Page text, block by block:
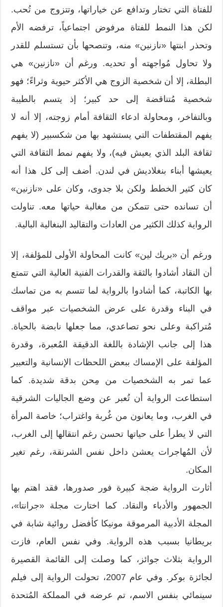
للفتاة التي تختار وتدافع عن خياراتها، وتتزوج من تُحب.
لكن هذا النمط للفتاة مرفوض اجتماعياً، ترفضه الأم
وتحذر ابنتها «نازنين» منه، وتنصحها بأن تستسلم للقدر
ولا تحاول مُواجهته أو تحديه. ورغم أن «نازنين» هي
البطلة، إلا أن شخصية الزوج هي الأكثر حيوية وثراءً؛ فهو
شخصية مُتناقضة إلى حد كبير؛ إذ يتسم بالطيبة
وبالتفاخر، ومحاولة ادعاء الثقافة أمام زوجته، إلا أنه لا
يفهم المقتطفات التي يستشهد بها من شكسبير (لا يفهم
ثقافة البلد الذي يعيش فيه)، ولا يفهم نمط الثقافة التي
يعيشها أبناء بنغلاديش في لندن. أضف إلى كل هذا أنه
كان كثير الخطط ولكن بلا جدوى، وكان على «نازنين»
أن تسانده حتى تتمكن من مغالبة حياتها معه. تناولت
الرواية كذلك الكثير من العادات والتقاليد البنغالية البالية.
ورغم أن «بريك لين» كانت المحاولة الأولى للمؤلفة، إلا
أن النقاد أشادوا بالثقة والقدرات الفنية العالية التي تتمتع
بها الكاتبة، كما أشادوا بالرواية لما تتسم به من تماسك
في البناء وقدرة على عرض الشخصيات عبر مواقف
مُتراكبة وعلى نحو تصاعدي، مما جعلها نابضة بالحياة.
هذا إلى جانب الإشادة باللغة الدقيقة المُعبرة، وقدرة
المؤلفة على الإمساك ببعض اللحظات الإنسانية والتعبير
عما تمر به الشخصيات من مِحن بدقة شديدة. كما
استطاعت الرواية أن تُعبر عن وضع الجاليات الشرقية
في الغرب، وما يعانون من غُربة واغتراب؛ خاصة المرأة
التي لا يطرأ على حياتها تحسن رغم انتقالها إلى الغرب،
لأن المُهاجرات يعشن داخل نفس الشرنقة، رغم تغير
المكان.
أثارت الرواية ضجة كبيرة فور صدورها، فقد اهتم بها
الجمهور والأدباء والنقاد. كما اختارت مجلة «جرانتا»،
المجلة الأدبية المرموقة مونيكا كأفضل روائية شابة في
بريطانيا بسبب هذه الرواية. وفي نفس العام، فازت
الرواية بثلاث جوائز، كما وصلت إلى القائمة القصيرة
لجائزة بوكر. وفي عام 2007، تحولت الرواية إلى فيلم
سينمائي بنفس الاسم، تم عرضه في المملكة المُتحدة